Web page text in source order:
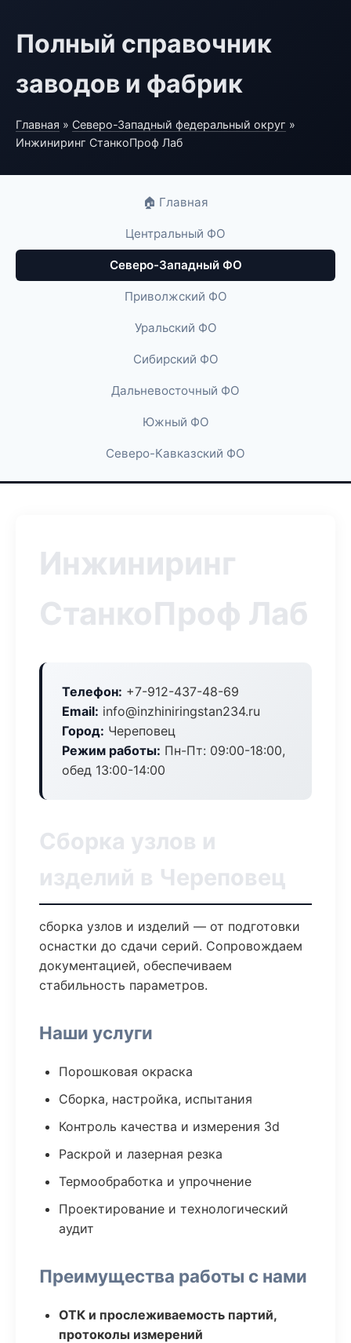
Полный справочник
заводов и фабрик
Главная » Северо-Западный федеральный округ »
Инжиниринг СтанкоПроф Лаб
🏠 Главная
Центральный ФО
Северо-Западный ФО
Приволжский ФО
Уральский ФО
Сибирский ФО
Дальневосточный ФО
Южный ФО
Северо-Кавказский ФО
Инжиниринг
СтанкоПроф Лаб
Телефон: +7-912-437-48-69
Email: info@inzhiniringstan234.ru
Город: Череповец
Режим работы: Пн-Пт: 09:00-18:00,
обед 13:00-14:00
Сборка узлов и
изделий в Череповец
сборка узлов и изделий — от подготовки
оснастки до сдачи серий. Сопровождаем
документацией, обеспечиваем
стабильность параметров.
Наши услуги
Порошковая окраска
Сборка, настройка, испытания
Контроль качества и измерения 3d
Раскрой и лазерная резка
Термообработка и упрочнение
Проектирование и технологический
аудит
Преимущества работы с нами
ОТК и прослеживаемость партий,
протоколы измерений